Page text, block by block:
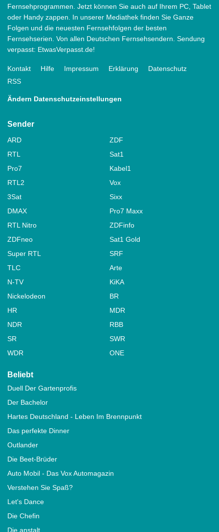
Fernsehprogrammen. Jetzt können Sie auch auf Ihrem PC, Tablet
oder Handy zappen. In unserer Mediathek finden Sie Ganze
Folgen und die neuesten Fernsehfolgen der besten
Fernsehserien. Von allen Deutschen Fernsehsendern. Sendung
verpasst: EtwasVerpasst.de!
Kontakt Hilfe Impressum Erklärung
Datenschutz
RSS
Ändern Datenschutzeinstellungen
Sender
ARD
ZDF
RTL
Sat1
Pro7
Kabel1
RTL2
Vox
3Sat
Sixx
DMAX
Pro7 Maxx
RTL Nitro
ZDFinfo
ZDFneo
Sat1 Gold
Super RTL
SRF
TLC
Arte
N-TV
KiKA
Nickelodeon
BR
HR
MDR
NDR
RBB
SR
SWR
WDR
ONE
Beliebt
Duell Der Gartenprofis
Der Bachelor
Hartes Deutschland - Leben Im Brennpunkt
Das perfekte Dinner
Outlander
Die Beet-Brüder
Auto Mobil - Das Vox Automagazin
Verstehen Sie Spaß?
Let's Dance
Die Chefin
Die anstalt